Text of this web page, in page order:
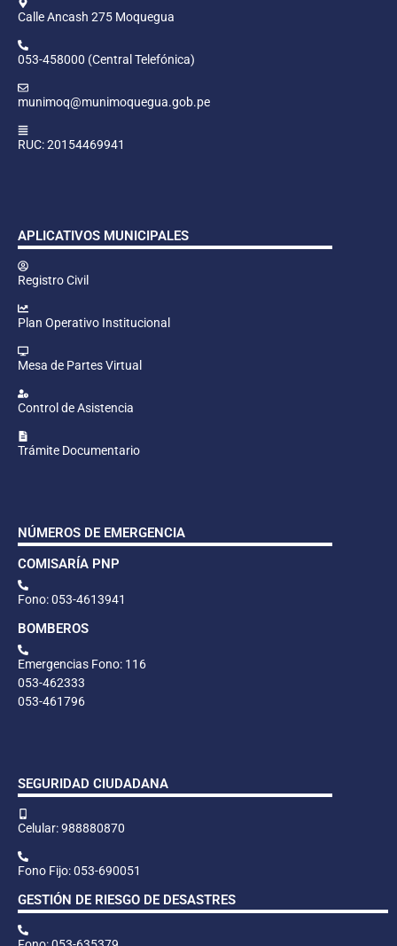
Calle Ancash 275 Moquegua
053-458000 (Central Telefónica)
munimoq@munimoquegua.gob.pe
RUC: 20154469941
APLICATIVOS MUNICIPALES
Registro Civil
Plan Operativo Institucional
Mesa de Partes Virtual
Control de Asistencia
Trámite Documentario
NÚMEROS DE EMERGENCIA
COMISARÍA PNP
Fono: 053-4613941
BOMBEROS
Emergencias Fono: 116
053-462333
053-461796
SEGURIDAD CIUDADANA
Celular: 988880870
Fono Fijo: 053-690051
GESTIÓN DE RIESGO DE DESASTRES